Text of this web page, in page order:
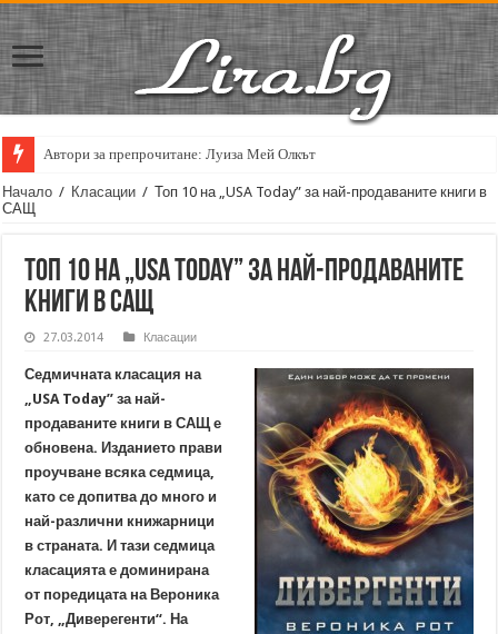
Автори за препрочитане: Луиза Мей Олкът
Начало / Класации / Топ 10 на „USA Today” за най-продаваните книги в
САЩ
Топ 10 на „USA Today” за най-продаваните
книги в САЩ
27.03.2014 Класации
Седмичната класация на
„USA Today” за най-
продаваните книги в САЩ е
обновена. Изданието прави
проучване всяка седмица,
като се допитва до много и
най-различни книжарници
в страната. И тази седмица
класацията е доминирана
от поредицата на Вероника
Рот, „Диверегенти“. На